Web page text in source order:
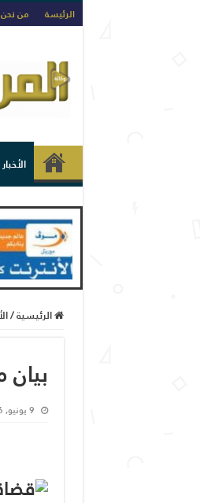
الرئيسة من نحن
الأخبار
الرئيسية/
9 يونيو, 2016